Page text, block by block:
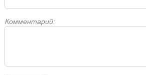
Комментарий: